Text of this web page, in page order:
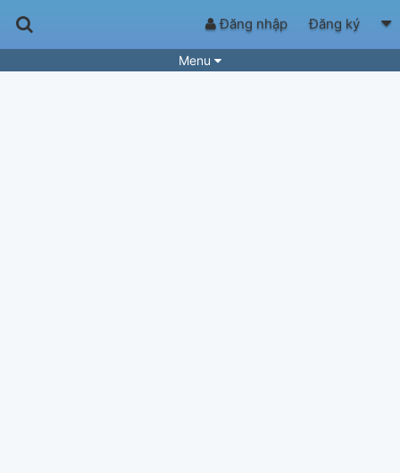
Đăng nhập Đăng ký
Menu